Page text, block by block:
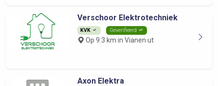
Verschoor Elektrotechniek
KVK Geverifieerd
Op 9.3 km in Vianen ut
Axon Elektra